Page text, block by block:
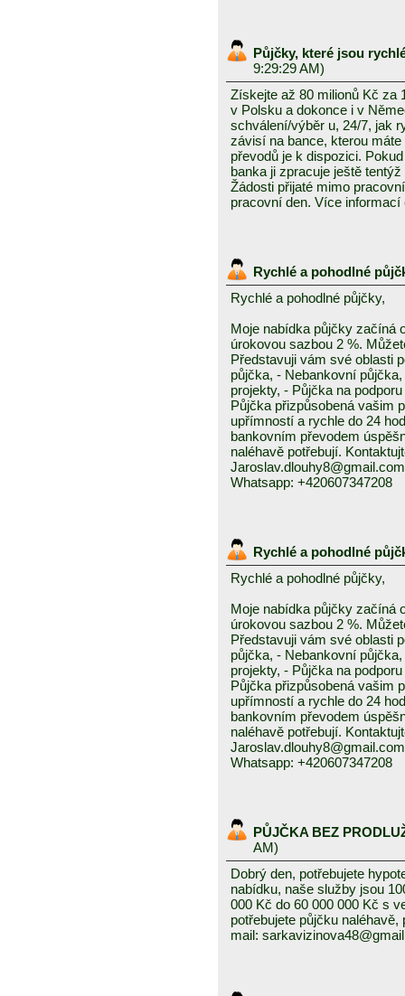
Půjčky, které jsou
9:29:29 AM)
Získejte až 80 milionů Kč za
v Polsku a dokonce i v
schválení/výběr u, 24/7, jak
závisí na bance, kterou
převodů je k dispozici.
banka ji zpracuje ještě tentýž
Žádosti přijaté mimo
pracovní den. Více
Rychlé a pohodlné
Rychlé a pohodlné půjčky,
Moje nabídka půjčky začíná
úrokovou sazbou 2 %.
Představuji vám své oblasti
půjčka, - Nebankovní
projekty, - Půjčka na
Půjčka přizpůsobená vašim
upřímností a rychle do 24
bankovním převodem
naléhavě potřebují.
Jaroslav.dlouhy8@gmail.com
Whatsapp: +420607347208
Rychlé a pohodlné
Rychlé a pohodlné půjčky,
Moje nabídka půjčky začíná
úrokovou sazbou 2 %.
Představuji vám své oblasti
půjčka, - Nebankovní
projekty, - Půjčka na
Půjčka přizpůsobená vašim
upřímností a rychle do 24
bankovním převodem
naléhavě potřebují.
Jaroslav.dlouhy8@gmail.com
Whatsapp: +420607347208
PŮJČKA BEZ
AM)
Dobrý den, potřebujete
nabídku, naše služby jsou
000 Kč do 60 000 000 Kč s
potřebujete půjčku
mail: